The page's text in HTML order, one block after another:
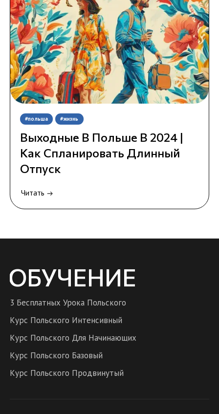
#польша #жизнь
Выходные В Польше В 2024 |
Как Спланировать Длинный
Отпуск
Читать
ОБУЧЕНИЕ
3 Бесплатных Урока Польского
Курс Польского Интенсивный
Курс Польского Для Начинающих
Курс Польского Базовый
Курс Польского Продвинутый